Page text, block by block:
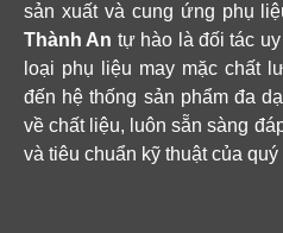
sản xuất và cung ứng phụ
Thành An tự hào là đối tác
loại phụ liệu may mặc chất
đến hệ thống sản phẩm đa
về chất liệu, luôn sẵn sàng
và tiêu chuẩn kỹ thuật của